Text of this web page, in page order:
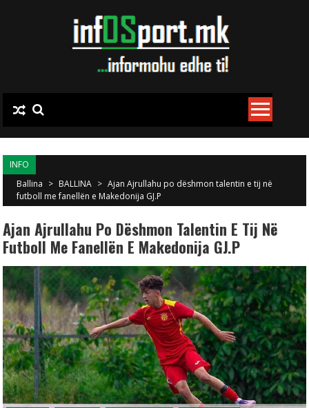
INFO
Ballina > BALLINA > Ajan Ajrullahu po dëshmon talentin e tij në
futboll me fanellën e Makedonija GJ.P
Ajan Ajrullahu Po Dëshmon Talentin E Tij Në
Futboll Me Fanellën E Makedonija GJ.P